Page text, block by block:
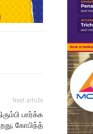
Next article
பார்க்க
கோபிந்த்